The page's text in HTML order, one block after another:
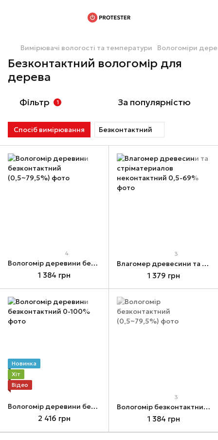
Вимірювачі вологості та температури Вологоміри
Безконтактний вологомір для
дерева
Фільтр 1 За популярністю
Спосіб вимірювання Безконтактний
4
Вологомір деревини безконтактний (0,5~79,5%)
1 384 грн
3
Влагомер древесини та стріматериалов неконтактний 0,5-69%
1 379 грн
Новинка
Хіт
Відео
Вологомір деревини безконтактний 0-100%
2 416 грн
3
Вологомір безконтактний (0,5~79,5%)
1 384 грн